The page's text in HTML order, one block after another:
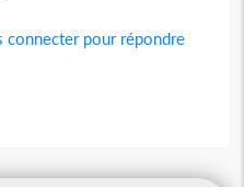
connecter pour répondre